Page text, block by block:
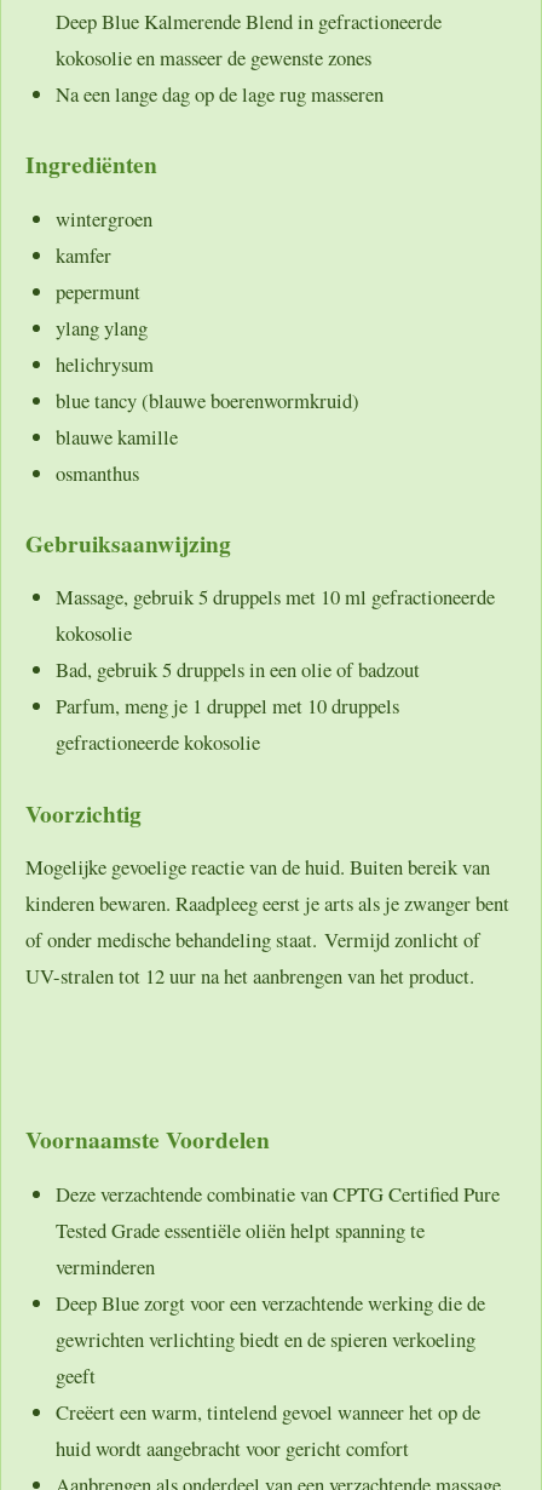
Deep Blue Kalmerende Blend in gefractioneerde
kokosolie en masseer de gewenste zones
Na een lange dag op de lage rug masseren
Ingrediënten
wintergroen
kamfer
pepermunt
ylang ylang
helichrysum
blue tancy (blauwe boerenwormkruid)
blauwe kamille
osmanthus
Gebruiksaanwijzing
Massage, gebruik 5 druppels met 10 ml gefractioneerde
kokosolie
Bad, gebruik 5 druppels in een olie of badzout
Parfum, meng je 1 druppel met 10 druppels
gefractioneerde kokosolie
Voorzichtig
Mogelijke gevoelige reactie van de huid. Buiten bereik van
kinderen bewaren. Raadpleeg eerst je arts als je zwanger bent
of onder medische behandeling staat. Vermijd zonlicht of
UV-stralen tot 12 uur na het aanbrengen van het product.
Voornaamste Voordelen
Deze verzachtende combinatie van CPTG Certified Pure
Tested Grade essentiële oliën helpt spanning te
verminderen
Deep Blue zorgt voor een verzachtende werking die de
gewrichten verlichting biedt en de spieren verkoeling
geeft
Creëert een warm, tintelend gevoel wanneer het op de
huid wordt aangebracht voor gericht comfort
Aanbrengen als onderdeel van een verzachtende massage